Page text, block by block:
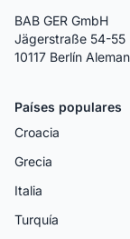
BAB GER GmbH
Jägerstraße 54-55
10117 Berlín
Países populares
Croacia
Grecia
Italia
Turquía